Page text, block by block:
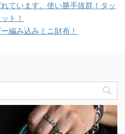
ています。使い勝手抜群！タッ
ト！
編み込みミニ財布！